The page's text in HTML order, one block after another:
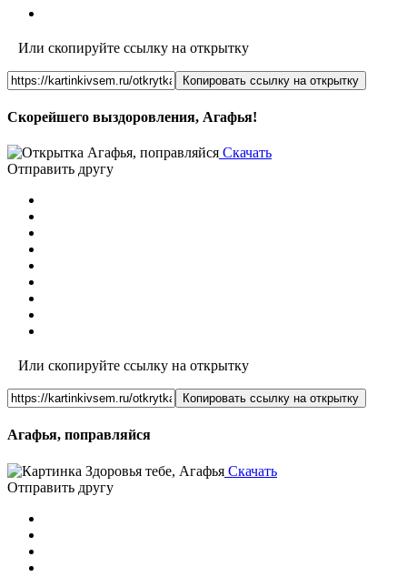
Или скопируйте ссылку на открытку
Копировать ссылку на открытку
Скорейшего выздоровления, Агафья!
Скачать
Отправить другу
Или скопируйте ссылку на открытку
Копировать ссылку на открытку
Агафья, поправляйся
Скачать
Отправить другу